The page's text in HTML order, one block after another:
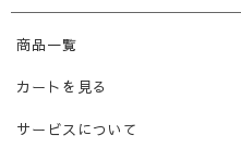
商品一覧
カートを見る
サービスについて